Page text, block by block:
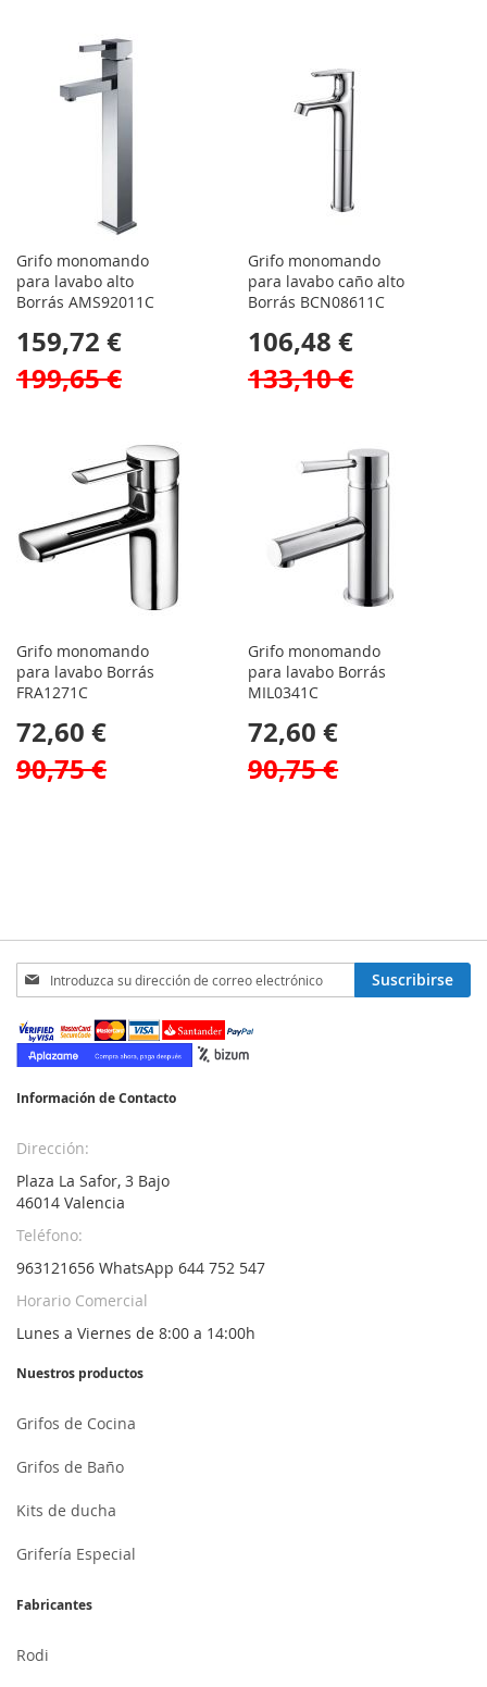
Grifo monomando
para lavabo alto
Borrás AMS92011C
159,72 €
199,65 €
Grifo monomando
para lavabo caño alto
Borrás BCN08611C
106,48 €
133,10 €
Grifo monomando
para lavabo Borrás
FRA1271C
72,60 €
90,75 €
Grifo monomando
para lavabo Borrás
MIL0341C
72,60 €
90,75 €
Inscríbase
a
nuestro
boletín
de
Suscribirse
Información de Contacto
Dirección:
Plaza La Safor, 3 Bajo
46014 Valencia
Teléfono:
963121656 WhatsApp 644 752 547
Horario Comercial
Lunes a Viernes de 8:00 a 14:00h
Nuestros productos
Grifos de Cocina
Grifos de Baño
Kits de ducha
Grifería Especial
Fabricantes
Rodi